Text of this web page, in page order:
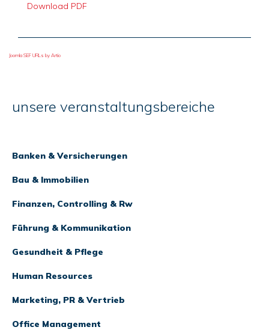
Download PDF
Joomla SEF URLs by Artio
unsere veranstaltungsbereiche
Banken & Versicherungen
Bau & Immobilien
Finanzen, Controlling & Rw
Führung & Kommunikation
Gesundheit & Pflege
Human Resources
Marketing, PR & Vertrieb
Office Management